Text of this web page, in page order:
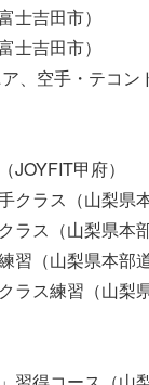
吉田市）
吉田市）
空手・テコン
甲府）
ラス（山梨県本
ス（山梨県本部
（山梨県本部道
ス練習（山梨県